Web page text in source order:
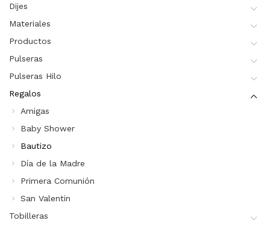
Dijes
Materiales
Productos
Pulseras
Pulseras Hilo
Regalos
Amigas
Baby Shower
Bautizo
Día de la Madre
Primera Comunión
San Valentin
Tobilleras